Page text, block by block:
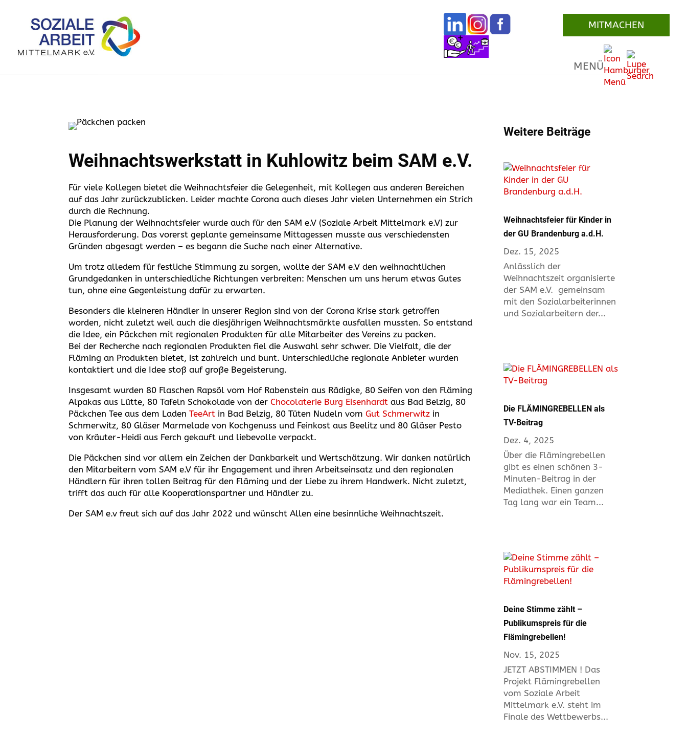
MITMACHEN
MENÜ
Weihnachtswerkstatt in Kuhlowitz beim SAM e.V.
Für viele Kollegen bietet die Weihnachtsfeier die Gelegenheit, mit Kollegen aus anderen Bereichen
auf das Jahr zurückzublicken. Leider machte Corona auch dieses Jahr vielen Unternehmen ein Strich
durch die Rechnung.
Die Planung der Weihnachtsfeier wurde auch für den SAM e.V (Soziale Arbeit Mittelmark e.V) zur
Herausforderung. Das vorerst geplante gemeinsame Mittagessen musste aus verschiedensten
Gründen abgesagt werden – es begann die Suche nach einer Alternative.
Um trotz alledem für festliche Stimmung zu sorgen, wollte der SAM e.V den weihnachtlichen
Grundgedanken in unterschiedliche Richtungen verbreiten: Menschen um uns herum etwas Gutes
tun, ohne eine Gegenleistung dafür zu erwarten.
Besonders die kleineren Händler in unserer Region sind von der Corona Krise stark getroffen
worden, nicht zuletzt weil auch die diesjährigen Weihnachtsmärkte ausfallen mussten. So entstand
die Idee, ein Päckchen mit regionalen Produkten für alle Mitarbeiter des Vereins zu packen.
Bei der Recherche nach regionalen Produkten fiel die Auswahl sehr schwer. Die Vielfalt, die der
Fläming an Produkten bietet, ist zahlreich und bunt. Unterschiedliche regionale Anbieter wurden
kontaktiert und die Idee stoß auf große Begeisterung.
Insgesamt wurden 80 Flaschen Rapsöl vom Hof Rabenstein aus Rädigke, 80 Seifen von den Fläming
Alpakas aus Lütte, 80 Tafeln Schokolade von derChocolaterie Burg Eisenhardt aus Bad Belzig, 80
Päckchen Tee aus dem LadenTeeArt in Bad Belzig, 80 Tüten Nudeln vomGut Schmerwitz in
Schmerwitz, 80 Gläser Marmelade von Kochgenuss und Feinkost aus Beelitz und 80 Gläser Pesto
von Kräuter-Heidi aus Ferch gekauft und liebevolle verpackt.
Die Päckchen sind vor allem ein Zeichen der Dankbarkeit und Wertschätzung. Wir danken natürlich
den Mitarbeitern vom SAM e.V für ihr Engagement und ihren Arbeitseinsatz und den regionalen
Händlern für ihren tollen Beitrag für den Fläming und der Liebe zu ihrem Handwerk. Nicht zuletzt,
trifft das auch für alle Kooperationspartner und Händler zu.
Der SAM e.v freut sich auf das Jahr 2022 und wünscht Allen eine besinnliche Weihnachtszeit.
Weitere Beiträge
Weihnachtsfeier für Kinder in
der GU Brandenburg a.d.H.
Dez. 15, 2025
Anlässlich der
Weihnachtszeit organisierte
der SAM e.V. gemeinsam
mit den Sozialarbeiterinnen
und Sozialarbeitern der...
Die FLÄMINGREBELLEN als
TV-Beitrag
Dez. 4, 2025
Über die Flämingrebellen
gibt es einen schönen 3-
Minuten-Beitrag in der
Mediathek. Einen ganzen
Tag lang war ein Team...
Deine Stimme zählt –
Publikumspreis für die
Flämingrebellen!
Nov. 15, 2025
JETZT ABSTIMMEN ! Das
Projekt Flämingrebellen
vom Soziale Arbeit
Mittelmark e.V. steht im
Finale des Wettbewerbs...